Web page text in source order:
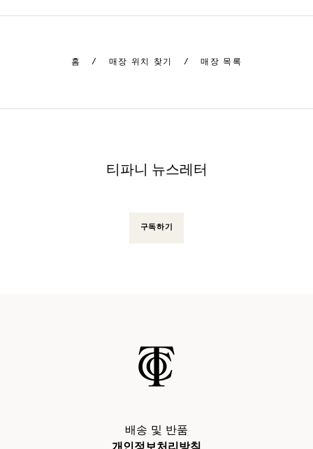
홈 / 매장 위치 찾기 / 매장 목록
티파니 뉴스레터
구독하기
배송 및 반품